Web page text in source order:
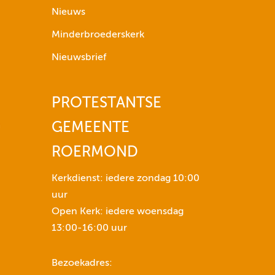
j
e
t
s
e
v
Nieuws
Minderbroederskerk
Nieuwsbrief
PROTESTANTSE
GEMEENTE
ROERMOND
Kerkdienst: iedere zondag 10:00
uur
Open Kerk: iedere woensdag
13:00-16:00 uur
Bezoekadres: